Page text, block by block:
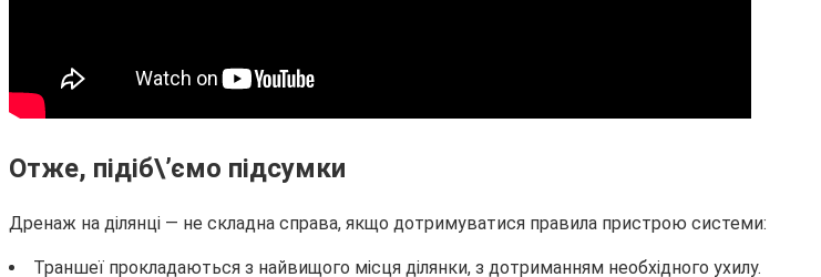
Отже, підіб\’ємо підсумки
Дренаж на ділянці — не складна справа, якщо дотримуватися правила пристрою системи:
Траншеї прокладаються з найвищого місця ділянки, з дотриманням необхідного ухилу.